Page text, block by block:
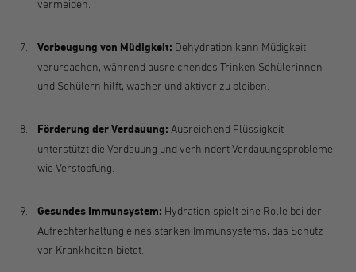
vermeiden.
Vorbeugung von Müdigkeit: Dehydration kann Müdigkeit
verursachen, während ausreichendes Trinken Schülerinnen
und Schülern hilft, wacher und aktiver zu bleiben.
Förderung der Verdauung: Ausreichend Flüssigkeit
unterstützt die Verdauung und verhindert Verdauungsprobleme
wie Verstopfung.
Gesundes Immunsystem: Hydration spielt eine Rolle bei der
Aufrechterhaltung eines starken Immunsystems, das Schutz
vor Krankheiten bietet.